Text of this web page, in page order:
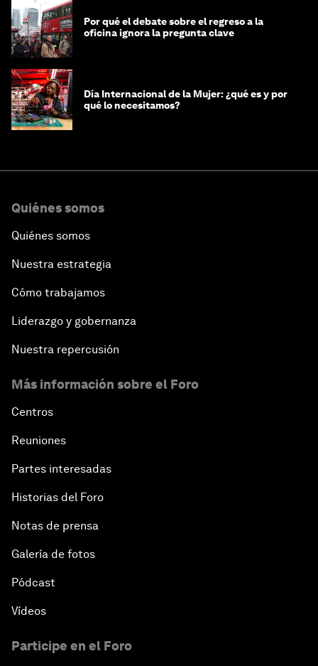
Por qué el debate sobre el regreso a la
oficina ignora la pregunta clave
Día Internacional de la Mujer: ¿qué es y por
qué lo necesitamos?
Quiénes somos
Quiénes somos
Nuestra estrategia
Cómo trabajamos
Liderazgo y gobernanza
Nuestra repercusión
Más información sobre el Foro
Centros
Reuniones
Partes interesadas
Historias del Foro
Notas de prensa
Galería de fotos
Pódcast
Vídeos
Participe en el Foro